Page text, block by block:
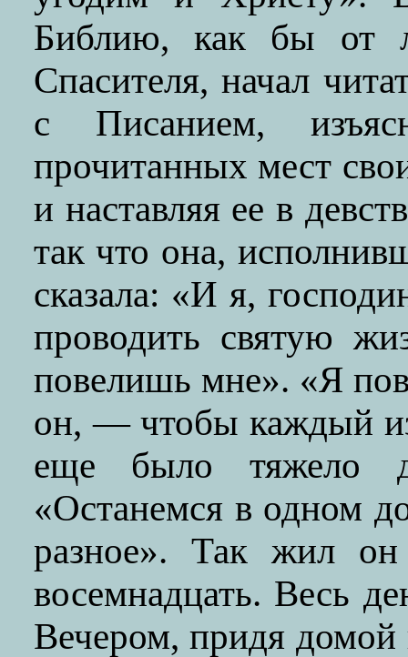
Библию, как бы от
Спасителя, начал
с Писанием,
прочитанных мест
и наставляя ее в
так что она,
сказала: «И я,
проводить святую
повелишь мне». «Я
он, — чтобы каждый
еще было тяжело
«Останемся в одном
разное». Так жил
восемнадцать. Весь
Вечером, придя